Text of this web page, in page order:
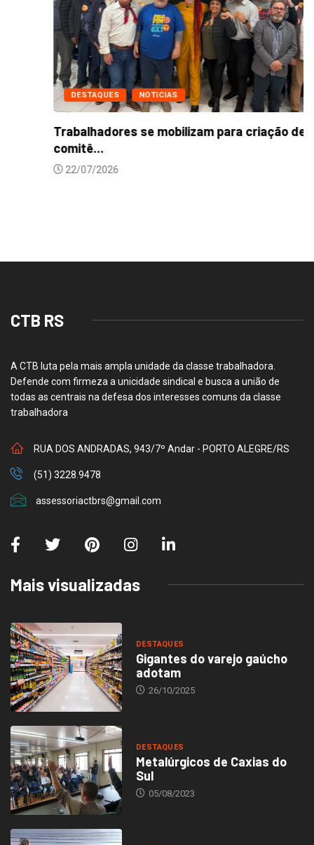
DESTAQUES NOTICIAS
Trabalhadores se mobilizam para criação de
comitê...
22/07/2026
CTB RS
A CTB luta pela mais ampla unidade da classe trabalhadora.
Defende com firmeza a unicidade sindical e busca a união de
todas as centrais na defesa dos interesses comuns da classe
trabalhadora
RUA DOS ANDRADAS, 943/7º Andar - PORTO ALEGRE/RS
(51) 3228.9478
assessoriactbrs@gmail.com
Mais visualizadas
DESTAQUES
Gigantes do varejo gaúcho
adotam
26/10/2025
DESTAQUES
Metalúrgicos de Caxias do
Sul
05/08/2023